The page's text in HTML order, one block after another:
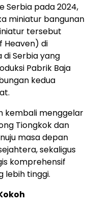
Serbia pada 2024,
miniatur bangunan
tersebut
Heaven) di
di Serbia yang
Pabrik Baja
kedua
kembali menggelar
Tiongkok dan
masa depan
sekaligus
komprehensif
lebih tinggi.